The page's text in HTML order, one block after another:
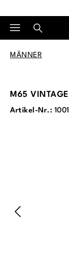
MÄNNER
M65
Artikel-Nr.: